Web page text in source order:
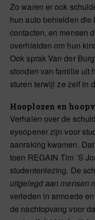
Zo waren er ook
hun auto behielden
contacten, en mensen
overhielden om hun
Ook sprak Van der
stonden van familie uit
sturen terwijl ze zelf in
Hooplozen en
Verhalen over de
eyeopener zijn voor
aanraking kwamen.
toen REGAIN Tim ’S
studentenlezing. De
uitgelegd aan mensen
verleden in armoede
de nachtopvang voor